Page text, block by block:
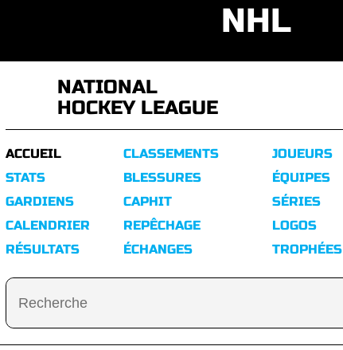
NHL
NATIONAL
HOCKEY LEAGUE
ACCUEIL
STATS
GARDIENS
CALENDRIER
RÉSULTATS
CLASSEMENTS
BLESSURES
CAPHIT
REPÊCHAGE
ÉCHANGES
JOUEURS
ÉQUIPES
SÉRIES
LOGOS
TROPHÉES